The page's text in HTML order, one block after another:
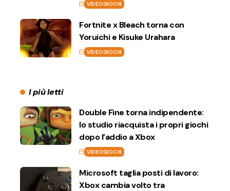
VIDEOGIOCHI
Fortnite x Bleach torna con
Yoruichi e Kisuke Urahara
VIDEOGIOCHI
I più letti
Double Fine torna indipendente:
lo studio riacquista i propri giochi
dopo l’addio a Xbox
VIDEOGIOCHI
Microsoft taglia posti di lavoro:
Xbox cambia volto tra